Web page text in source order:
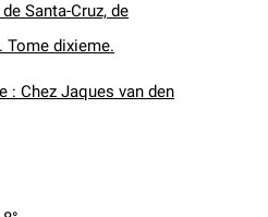
Santa-Cruz, de
Tome dixieme.
: Chez Jaques van den